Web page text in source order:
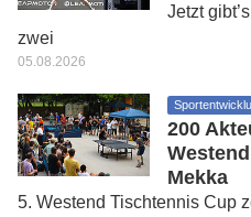
Jetzt
zwei
05.08.2026
200
Mekka
5. Westend Tischtennis Cup